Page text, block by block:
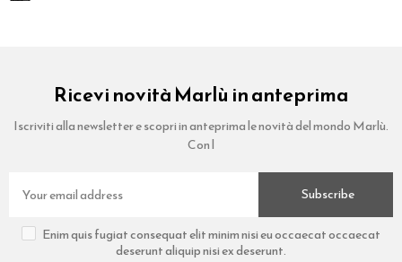
Ricevi novità Marlù in anteprima
Iscriviti alla newsletter e scopri in anteprima le novità del mondo Marlù.
Con l
Subscribe
Enim quis fugiat consequat elit minim nisi eu occaecat occaecat
deserunt aliquip nisi ex deserunt.